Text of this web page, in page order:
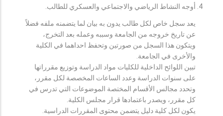
أوجه النشاط الرياضي والاجتماعي والعسكري للطالب.
يعد سجل خاص لكل طالب يدون به بيان لما يتضمنه ملفه فضلاً
عن تاريخ خروجه من الجامعة وسببه وعمله بعد التخرج،
ويتكون هذا السجل من صورتين وتحفظ احداهما في الكلية
والأخرى في الجامعة.
تبين اللوائح الداخلية للكليات مواد الدراسة وتوزيع مقرراتها
على سنوات الدراسة وعدد الساعات المخصصة لكل مقرر،
وتحدد مجالس الأقسام المختصة الموضوعات التي تدرس في
كل مقرر، ويصدر باعتمادها قرار مجلس الكلية.
يكون لكل كلية دليل يتضمن محتوى المقررات الدراسية.